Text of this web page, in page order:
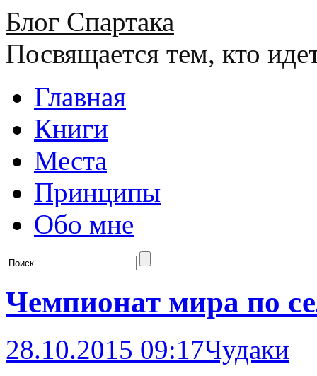
Блог Спартака
Посвящается тем, кто
Главная
Книги
Места
Принципы
Обо мне
Чемпионат мира по
28.10.2015 09:17Чудаки